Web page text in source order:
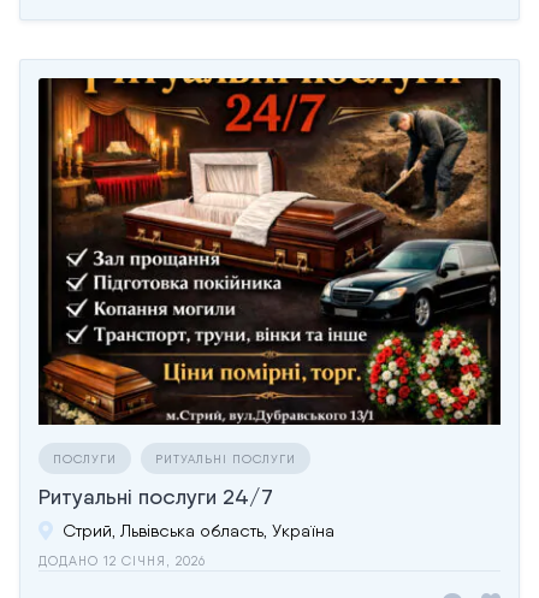
ПОСЛУГИ РИТУАЛЬНІ ПОСЛУГИ
Ритуальні послуги 24/7
Стрий, Львівська область, Україна
ДОДАНО 12 СІЧНЯ, 2026